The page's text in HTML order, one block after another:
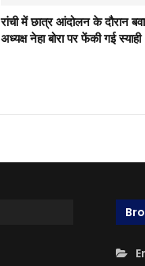
रांची में छात्र आंदोलन के दौरान
अध्यक्ष नेहा बोरा पर फेंकी गई स्याही